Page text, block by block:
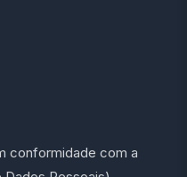
conformidade com a